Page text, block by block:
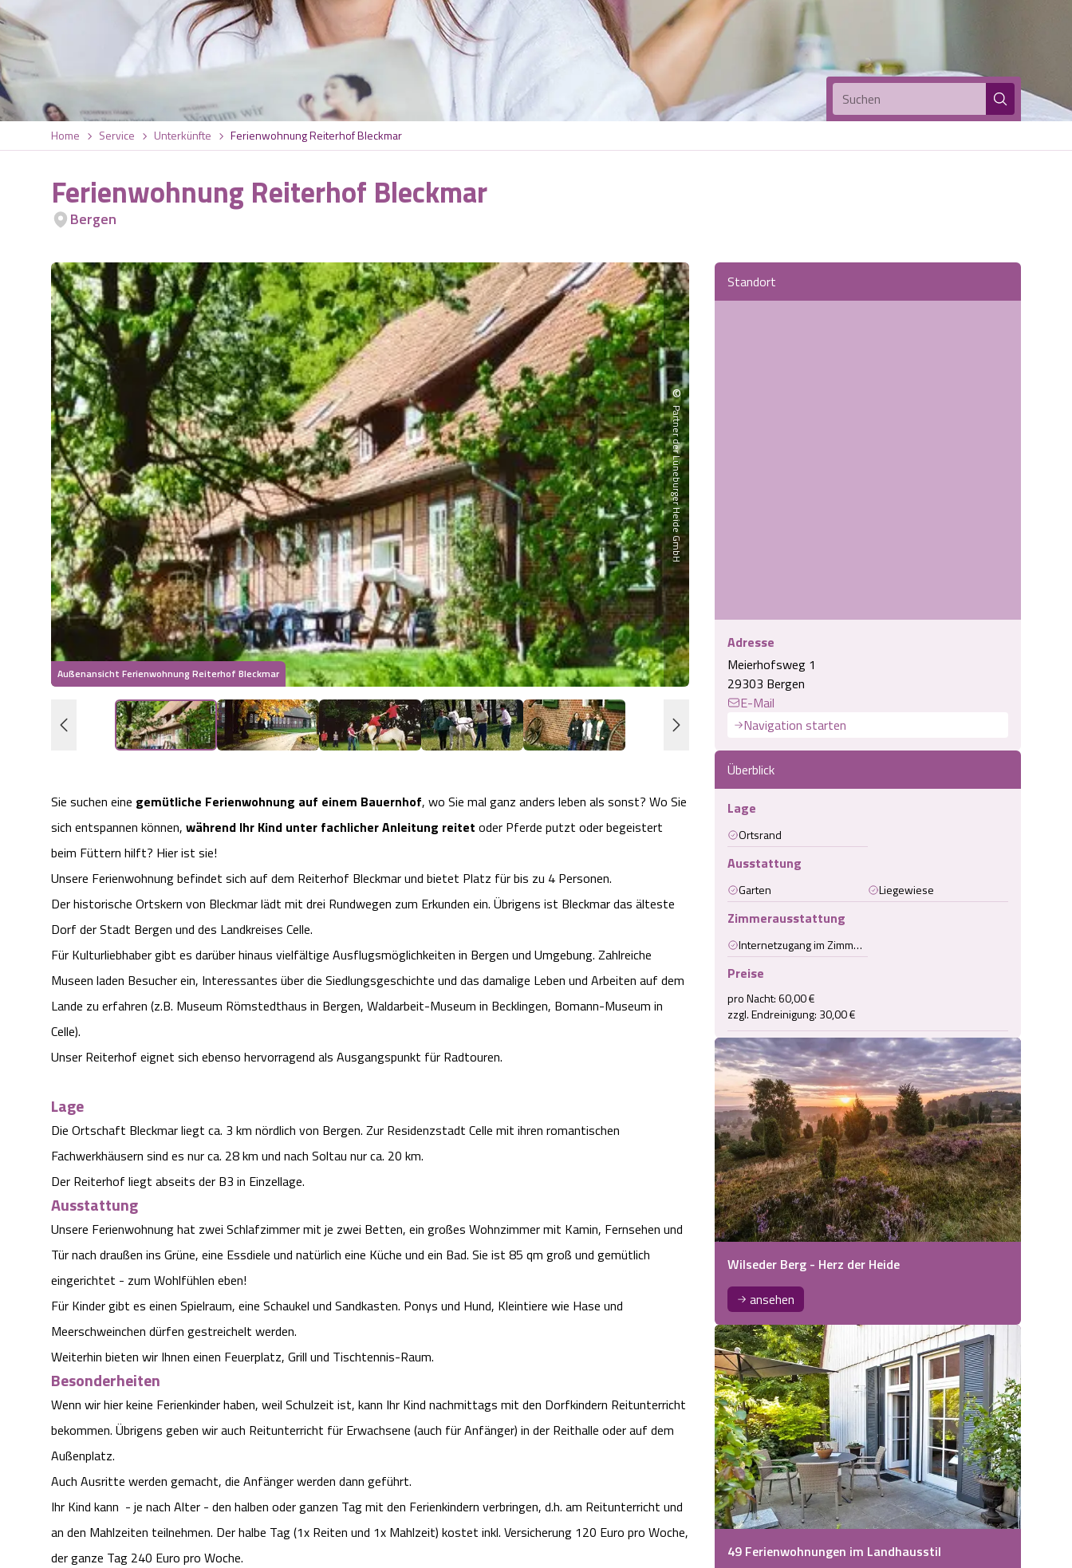
Suchen
Home Service Unterkünfte Ferienwohnung Reiterhof Bleckmar
Ferienwohnung Reiterhof Bleckmar
Bergen
Außenansicht Ferienwohnung Reiterhof Bleckmar
©
Partner der Lüneburger Heide GmbH
Einfahrt Ferienwohnung Reiterhof Bleckmar
Sie suchen eine gemütliche Ferienwohnung auf einem Bauernhof, wo Sie mal ganz anders leben als sonst? Wo Sie
sich entspannen können, während Ihr Kind unter fachlicher Anleitung reitet oder Pferde putzt oder begeistert
beim Füttern hilft? Hier ist sie!
Unsere Ferienwohnung befindet sich auf dem Reiterhof Bleckmar und bietet Platz für bis zu 4 Personen.
Der historische Ortskern von Bleckmar lädt mit drei Rundwegen zum Erkunden ein. Übrigens ist Bleckmar das älteste
Dorf der Stadt Bergen und des Landkreises Celle.
Für Kulturliebhaber gibt es darüber hinaus vielfältige Ausflugsmöglichkeiten in Bergen und Umgebung. Zahlreiche
Museen laden Besucher ein, Interessantes über die Siedlungsgeschichte und das damalige Leben und Arbeiten auf dem
Lande zu erfahren (z.B. Museum Römstedthaus in Bergen, Waldarbeit-Museum in Becklingen, Bomann-Museum in
Celle).
Unser Reiterhof eignet sich ebenso hervorragend als Ausgangspunkt für Radtouren.
Lage
Die Ortschaft Bleckmar liegt ca. 3 km nördlich von Bergen. Zur Residenzstadt Celle mit ihren romantischen
Fachwerkhäusern sind es nur ca. 28 km und nach Soltau nur ca. 20 km.
Der Reiterhof liegt abseits der B3 in Einzellage.
Ausstattung
Unsere Ferienwohnung hat zwei Schlafzimmer mit je zwei Betten, ein großes Wohnzimmer mit Kamin, Fernsehen und
Tür nach draußen ins Grüne, eine Essdiele und natürlich eine Küche und ein Bad. Sie ist 85 qm groß und gemütlich
eingerichtet - zum Wohlfühlen eben!
Für Kinder gibt es einen Spielraum, eine Schaukel und Sandkasten. Ponys und Hund, Kleintiere wie Hase und
Meerschweinchen dürfen gestreichelt werden.
Weiterhin bieten wir Ihnen einen Feuerplatz, Grill und Tischtennis-Raum.
Besonderheiten
Wenn wir hier keine Ferienkinder haben, weil Schulzeit ist, kann Ihr Kind nachmittags mit den Dorfkindern Reitunterricht
bekommen. Übrigens geben wir auch Reitunterricht für Erwachsene (auch für Anfänger) in der Reithalle oder auf dem
Außenplatz.
Auch Ausritte werden gemacht, die Anfänger werden dann geführt.
Ihr Kind kann - je nach Alter - den halben oder ganzen Tag mit den Ferienkindern verbringen, d.h. am Reitunterricht und
an den Mahlzeiten teilnehmen. Der halbe Tag (1x Reiten und 1x Mahlzeit) kostet inkl. Versicherung 120 Euro pro Woche,
der ganze Tag 240 Euro pro Woche.
Standort
Adresse
Meierhofsweg 1
29303 Bergen
E-Mail
Navigation starten
Überblick
Lage
Ortsrand
Ausstattung
Garten Liegewiese
Zimmerausstattung
Internetzugang im Zimmer (kabelgebunden)
Preise
pro Nacht: 60,00 €
zzgl. Endreinigung: 30,00 €
Wilseder Berg - Herz der Heide
ansehen
49 Ferienwohnungen im Landhausstil